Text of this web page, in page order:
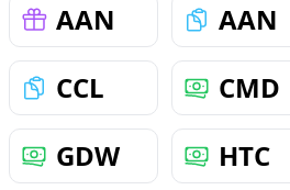
AAN AAN
CCL
CMD
GDW
HTC